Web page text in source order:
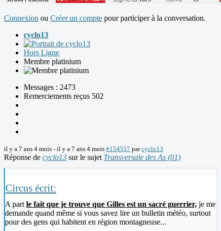
Connexion ou Créer un compte pour participer à la conversation.
cyclo13
Hors Ligne
Membre platinium
Messages : 2473
Remerciements reçus 502
il y a 7 ans 4 mois - il y a 7 ans 4 mois #154557 parcyclo13
Réponse de cyclo13 sur le sujet Transversale des As (01)
Circus écrit:
A part le fait que je trouve que Gilles est un sacré guerrier, je me
demande quand même si vous savez lire un bulletin météo, surtout
pour des gens qui habitent en région montagneuse...